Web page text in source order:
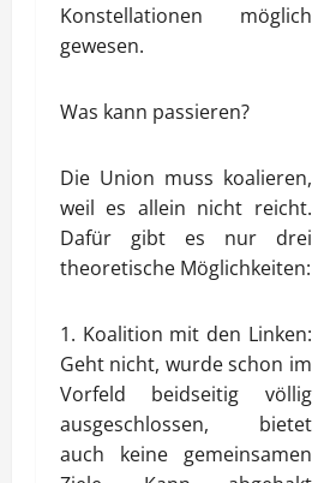
Konstellationen möglich
gewesen.
Was kann passieren?
Die Union muss koalieren,
weil es allein nicht reicht.
Dafür gibt es nur drei
theoretische Möglichkeiten:
1. Koalition mit den Linken:
Geht nicht, wurde schon im
Vorfeld beidseitig völlig
ausgeschlossen, bietet
auch keine gemeinsamen